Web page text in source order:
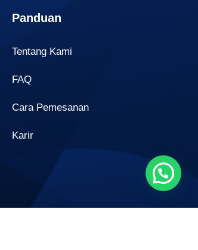
Panduan
Tentang Kami
FAQ
Cara Pemesanan
Karir